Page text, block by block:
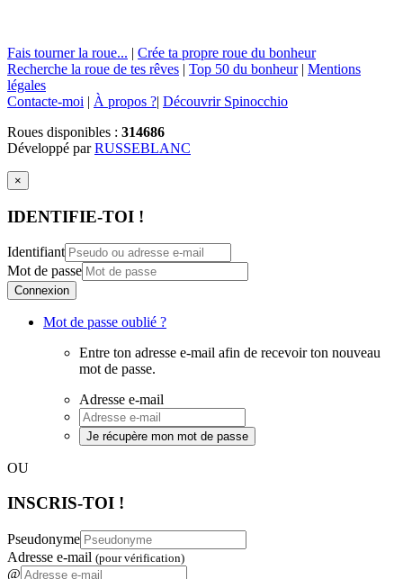
Fais tourner la roue... | Crée ta propre roue du bonheur
Recherche la roue de tes rêves | Top 50 du bonheur| Mentions
légales
Contacte-moi | À propos ?| Découvrir Spinocchio
Roues disponibles : 314686
Développé parRUSSEBLANC
×
IDENTIFIE-TOI !
Identifiant
Mot de passe
Connexion
Mot de passe oublié ?
Entre ton adresse e-mail afin de recevoir ton nouveau
mot de passe.
Adresse e-mail
Je récupère mon mot de passe
OU
INSCRIS-TOI !
Pseudonyme
Adresse e-mail (pour vérification)
@